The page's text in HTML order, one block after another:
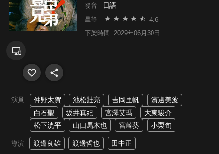
發音 日語
星等 4.6
下架時間 2029年06月30日
演員 仲野太賀 池松壯亮 吉岡里帆
濱邊美波
白石聖
坂井真紀 宮澤艾瑪
大東駿介
松下洸平
山口馬木也 宮崎葵 小栗旬
導演 渡邊良雄 渡邊哲也 田中正